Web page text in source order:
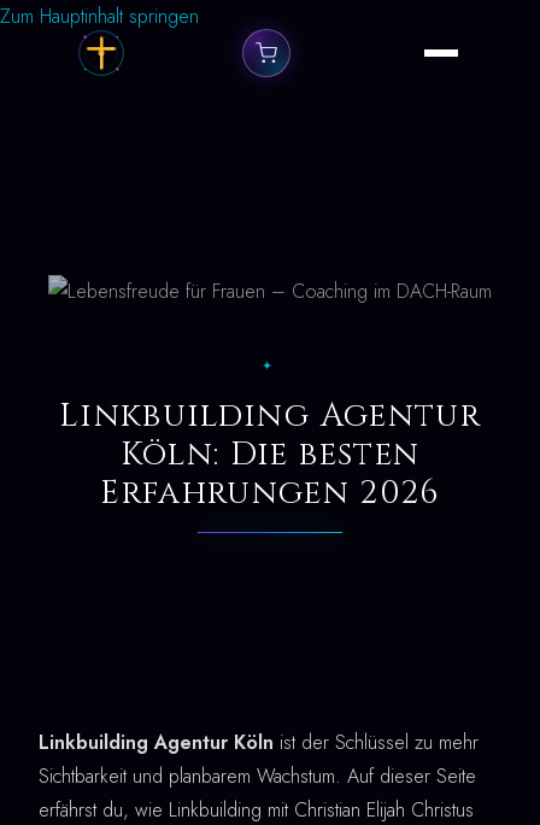
Zum Hauptinhalt springen
✦
Linkbuilding Agentur
Köln: Die besten
Erfahrungen 2026
Linkbuilding Agentur Köln ist der Schlüssel zu mehr
Sichtbarkeit und planbarem Wachstum. Auf dieser Seite
erfährst du, wie Linkbuilding mit Christian Elijah Christus